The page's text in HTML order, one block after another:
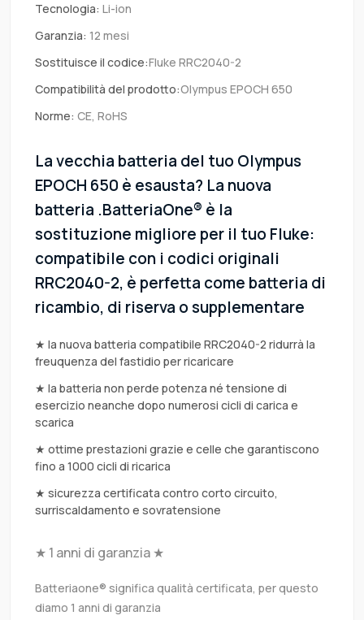
Tecnologia: Li-ion
Garanzia: 12 mesi
Sostituisce il codice:Fluke RRC2040-2
Compatibilità del prodotto:Olympus EPOCH 650
Norme: CE, RoHS
La vecchia batteria del tuo Olympus
EPOCH 650 è esausta? La nuova
batteria .BatteriaOne® è la
sostituzione migliore per il tuo Fluke:
compatibile con i codici originali
RRC2040-2, è perfetta come batteria di
ricambio, di riserva o supplementare
★ la nuova batteria compatibile RRC2040-2 ridurrà la
freuquenza del fastidio per ricaricare
★ la batteria non perde potenza né tensione di
esercizio neanche dopo numerosi cicli di carica e
scarica
★ ottime prestazioni grazie e celle che garantiscono
fino a 1000 cicli di ricarica
★ sicurezza certificata contro corto circuito,
surriscaldamento e sovratensione
★ 1 anni di garanzia ★
Batteriaone® significa qualità certificata, per questo
diamo 1 anni di garanzia